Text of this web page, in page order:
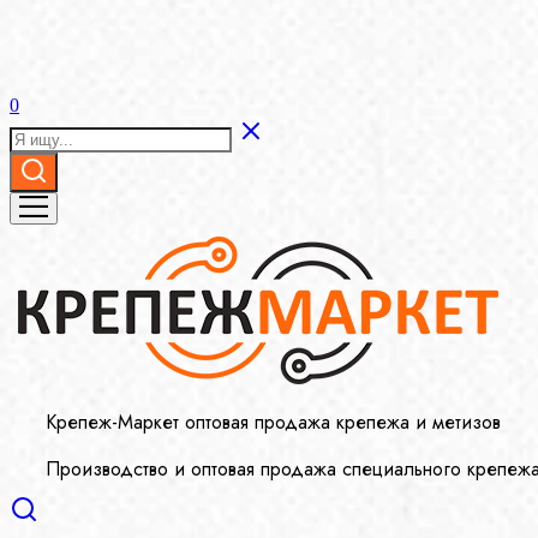
0
Крепеж-Маркет оптовая продажа крепежа и метизов
Производство и оптовая продажа специального